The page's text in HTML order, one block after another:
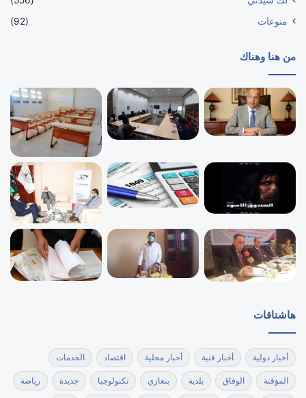
منوعات
(92)
من هنا وهناك
هاشتاقات
أخبار دولية أخبار فنية أخبار محلية اقتصاد الخدمات
المؤقتة الوفاق بلدية بنغازي تكنولوجيا جديدة رياضة